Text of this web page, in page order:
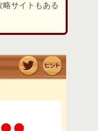
サイトもある